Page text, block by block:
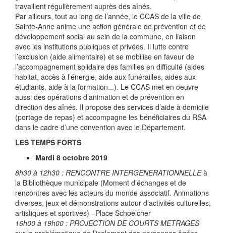
travaillent régulièrement auprès des aînés.
Par ailleurs, tout au long de l’année, le CCAS de la ville de
Sainte-Anne anime une action générale de prévention et de
développement social au sein de la commune, en liaison
avec les institutions publiques et privées. Il lutte contre
l’exclusion (aide alimentaire) et se mobilise en faveur de
l’accompagnement solidaire des familles en difficulté (aides
habitat, accès à l’énergie, aide aux funérailles, aides aux
étudiants, aide à la formation...). Le CCAS met en oeuvre
aussi des opérations d’animation et de prévention en
direction des aînés. Il propose des services d’aide à domicile
(portage de repas) et accompagne les bénéficiaires du RSA
dans le cadre d’une convention avec le Département.
LES TEMPS FORTS
Mardi 8 octobre 2019
8h30 à 12h30 : RENCONTRE INTERGENERATIONNELLEà
la Bibliothèque municipale (Moment d’échanges et de
rencontres avec les acteurs du monde associatif. Animations
diverses, jeux et démonstrations autour d’activités culturelles,
artistiques et sportives) –Place Schoelcher
16h00 à 19h00 : PROJECTION DE COURTS METRAGES